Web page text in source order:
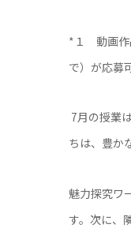
*１ 動画作
で）が応募
7月の授業
ちは、豊か
魅力探究ワ
す。次に、